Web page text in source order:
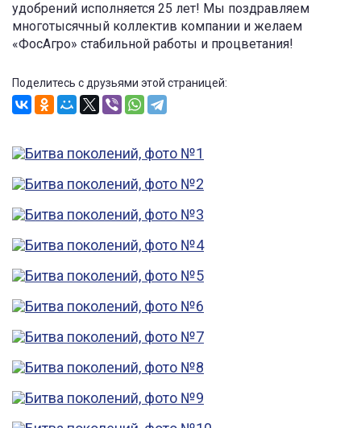
удобрений исполняется 25 лет! Мы поздравляем
многотысячный коллектив компании и желаем
«ФосАгро» стабильной работы и процветания!
Поделитесь с друзьями этой страницей: